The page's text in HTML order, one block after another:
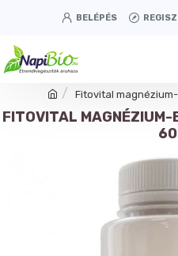
BELÉPÉS
Fitovital
FITOVITAL